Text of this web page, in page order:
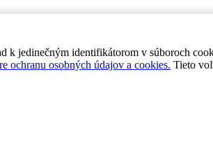
jedinečným identifikátorom v súboroch
ochranu osobných údajov a cookies. Tieto